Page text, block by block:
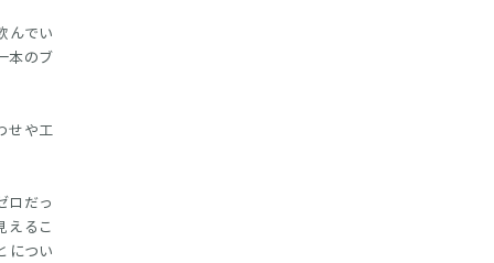
んでい
本のブ
せや工
ロだっ
えるこ
につい